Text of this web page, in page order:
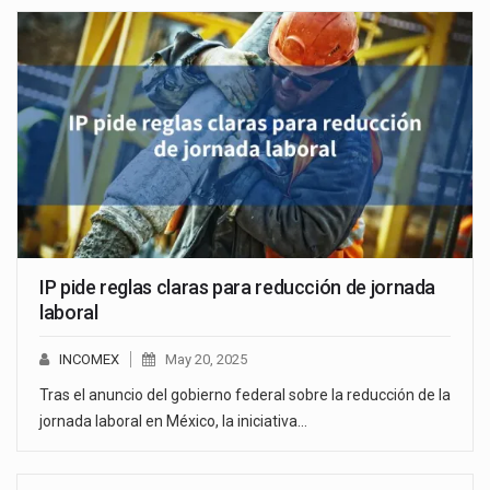
IP pide reglas claras para reducción de jornada
laboral
INCOMEX May 20, 2025
Tras el anuncio del gobierno federal sobre la reducción de la
jornada laboral en México, la iniciativa…